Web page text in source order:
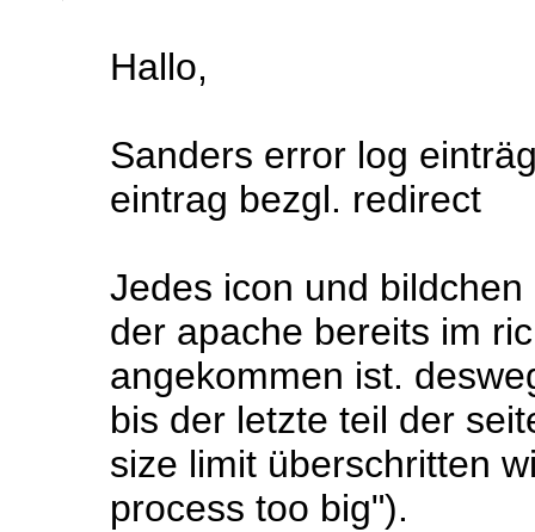
Hallo,
Sanders error log
eintrag bezgl. redirect
Jedes icon und
der apache bereits im
angekommen ist.
bis der letzte teil der
size limit überschritten
process too big").